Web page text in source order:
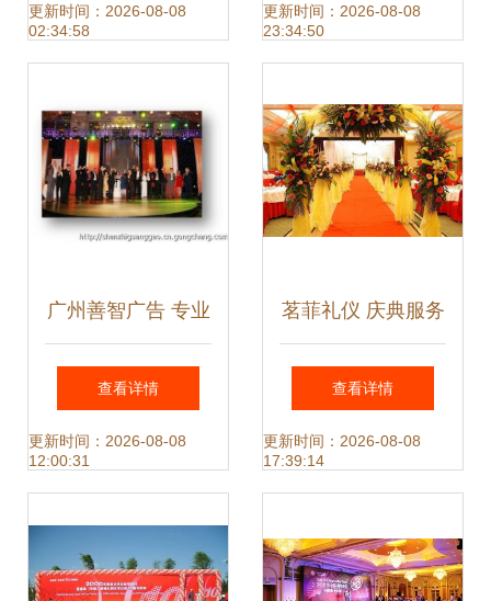
赁，打造完美礼仪
更新时间：2026-08-08
02:34:58
记
更新时间：2026-08-08
23:34:50
广州善智广告 专业
礼仪庆典服务与公
关传播的领航者
查看详情
更新时间：2026-08-08
12:00:31
茗菲礼仪 庆典服务
中的文化传承与仪
式之美
查看详情
更新时间：2026-08-08
17:39:14